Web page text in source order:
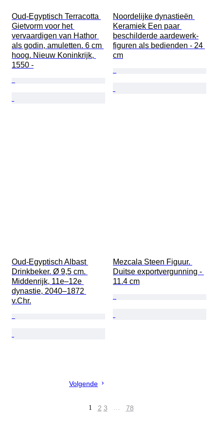
Oud-Egyptisch Terracotta
Gietvorm voor het
vervaardigen van Hathor
als godin, amuletten. 6 cm
hoog. Nieuw Koninkrijk,
1550 -
Noordelijke dynastieën
Keramiek Een paar
beschilderde aardewerk-
figuren als bedienden - 24
cm
Oud-Egyptisch Albast
Drinkbeker. Ø 9,5 cm.
Middenrijk, 11e–12e
dynastie, 2040–1872
v.Chr.
Mezcala Steen Figuur.
Duitse exportvergunning -
11.4 cm
Volgende
1 2 3 … 78